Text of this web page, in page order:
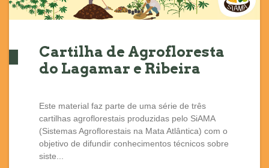
Cartilha de Agrofloresta
do Lagamar e Ribeira
Este material faz parte de uma série de três
cartilhas agroflorestais produzidas pelo SiAMA
(Sistemas Agroflorestais na Mata Atlântica) com o
objetivo de difundir conhecimentos técnicos sobre
siste...